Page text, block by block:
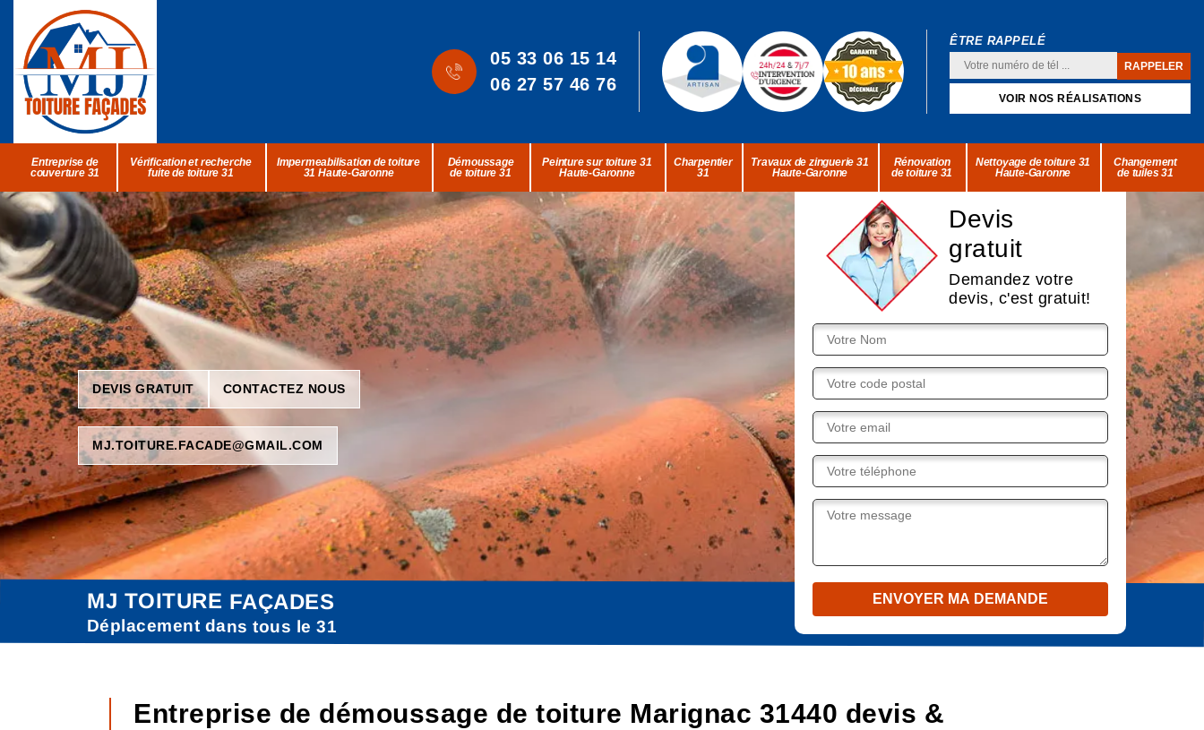
05 33 06 15 14
06 27 57 46 76
ÊTRE RAPPELÉ
VOIR NOS RÉALISATIONS
Entreprise de
couverture 31
Vérification et recherche
fuite de toiture 31
Impermeabilisation de toiture
31 Haute-Garonne
Démoussage
de toiture 31
Peinture sur toiture 31
Haute-Garonne
Charpentier
31
Travaux de zinguerie 31
Haute-Garonne
Rénovation
de toiture 31
Nettoyage de toiture 31
Haute-Garonne
Changement
de tuiles 31
DEVIS GRATUIT CONTACTEZ NOUS
MJ.TOITURE.FACADE@GMAIL.COM
Devis
gratuit
Demandez votre
devis, c'est gratuit!
MJ TOITURE FAÇADES
Déplacement dans tous le 31
Entreprise de démoussage de toiture Marignac 31440 devis &